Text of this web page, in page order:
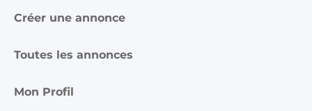
Créer une annonce
Toutes les annonces
Mon Profil